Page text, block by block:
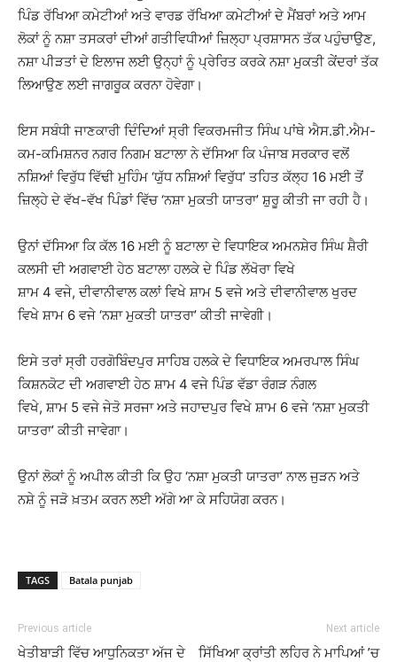
ਪਿੰਡ ਰੱਖਿਆ ਕਮੇਟੀਆਂ ਅਤੇ ਵਾਰਡ ਰੱਖਿਆ ਕਮੇਟੀਆਂ ਦੇ ਮੈਂਬਰਾਂ ਅਤੇ ਆਮ
ਲੋਕਾਂ ਨੂੰ ਨਸ਼ਾ ਤਸਕਰਾਂ ਦੀਆਂ ਗਤੀਵਿਧੀਆਂ ਜ਼ਿਲ੍ਹਾ ਪ੍ਰਸ਼ਾਸਨ ਤੱਕ ਪਹੁੰਚਾਉਣ,
ਨਸ਼ਾ ਪੀੜਤਾਂ ਦੇ ਇਲਾਜ ਲਈ ਉਨ੍ਹਾਂ ਨੂੰ ਪ੍ਰੇਰਿਤ ਕਰਕੇ ਨਸ਼ਾ ਮੁਕਤੀ ਕੇਂਦਰਾਂ ਤੱਕ
ਲਿਆਉਣ ਲਈ ਜਾਗਰੂਕ ਕਰਨਾ ਹੋਵੇਗਾ।
ਇਸ ਸਬੰਧੀ ਜਾਣਕਾਰੀ ਦਿੰਦਿਆਂ ਸ੍ਰੀ ਵਿਕਰਮਜੀਤ ਸਿੰਘ ਪਾਂਥੇ ਐਸ.ਡੀ.ਐਮ-
ਕਮ-ਕਮਿਸ਼ਨਰ ਨਗਰ ਨਿਗਮ ਬਟਾਲਾ ਨੇ ਦੱਸਿਆ ਕਿ ਪੰਜਾਬ ਸਰਕਾਰ ਵਲੋਂ
ਨਸ਼ਿਆਂ ਵਿਰੁੱਧ ਵਿੱਢੀ ਮੁਹਿੰਮ ‘ਯੁੱਧ ਨਸ਼ਿਆਂ ਵਿਰੁੱਧ’ ਤਹਿਤ ਕੱਲ੍ਹ 16 ਮਈ ਤੋਂ
ਜ਼ਿਲ੍ਹੇ ਦੇ ਵੱਖ-ਵੱਖ ਪਿੰਡਾਂ ਵਿੱਚ ‘ਨਸ਼ਾ ਮੁਕਤੀ ਯਾਤਰਾ’ ਸ਼ੁਰੂ ਕੀਤੀ ਜਾ ਰਹੀ ਹੈ।
ਉਨਾਂ ਦੱਸਿਆ ਕਿ ਕੱਲ 16 ਮਈ ਨੂੰ ਬਟਾਲਾ ਦੇ ਵਿਧਾਇਕ ਅਮਨਸ਼ੇਰ ਸਿੰਘ ਸ਼ੈਰੀ
ਕਲਸੀ ਦੀ ਅਗਵਾਈ ਹੇਠ ਬਟਾਲਾ ਹਲਕੇ ਦੇ ਪਿੰਡ ਲੱਖੋਰਾ ਵਿਖੇ
ਸ਼ਾਮ 4 ਵਜੇ, ਦੀਵਾਨੀਵਾਲ ਕਲਾਂ ਵਿਖੇ ਸ਼ਾਮ 5 ਵਜੇ ਅਤੇ ਦੀਵਾਨੀਵਾਲ ਖੁਰਦ
ਵਿਖੇ ਸ਼ਾਮ 6 ਵਜੇ ‘ਨਸ਼ਾ ਮੁਕਤੀ ਯਾਤਰਾ’ ਕੀਤੀ ਜਾਵੇਗੀ।
ਇਸੇ ਤਰਾਂ ਸ੍ਰੀ ਹਰਗੋਬਿੰਦਪੁਰ ਸਾਹਿਬ ਹਲਕੇ ਦੇ ਵਿਧਾਇਕ ਅਮਰਪਾਲ ਸਿੰਘ
ਕਿਸ਼ਨਕੋਟ ਦੀ ਅਗਵਾਈ ਹੇਠ ਸ਼ਾਮ 4 ਵਜੇ ਪਿੰਡ ਵੱਡਾ ਰੰਗੜ ਨੰਗਲ
ਵਿਖੇ, ਸ਼ਾਮ 5 ਵਜੇ ਜੇਤੋ ਸਰਜਾ ਅਤੇ ਜਹਾਦਪੁਰ ਵਿਖੇ ਸ਼ਾਮ 6 ਵਜੇ ‘ਨਸ਼ਾ ਮੁਕਤੀ
ਯਾਤਰਾ’ ਕੀਤੀ ਜਾਵੇਗਾ।
ਉਨਾਂ ਲੋਕਾਂ ਨੂੰ ਅਪੀਲ ਕੀਤੀ ਕਿ ਉਹ ‘ਨਸ਼ਾ ਮੁਕਤੀ ਯਾਤਰਾ’ ਨਾਲ ਜੁੜਨ ਅਤੇ
ਨਸ਼ੇ ਨੂੰ ਜੜੋ ਖ਼ਤਮ ਕਰਨ ਲਈ ਅੱਗੇ ਆ ਕੇ ਸਹਿਯੋਗ ਕਰਨ।
TAGS Batala punjab
Previous article
ਖੇਤੀਬਾੜੀ ਵਿੱਚ ਆਧੁਨਿਕਤਾ ਅੱਜ ਦੇ
Next article
ਸਿੱਖਿਆ ਕ੍ਰਾਂਤੀ ਲਹਿਰ ਨੇ ਮਾਪਿਆਂ ’ਚ